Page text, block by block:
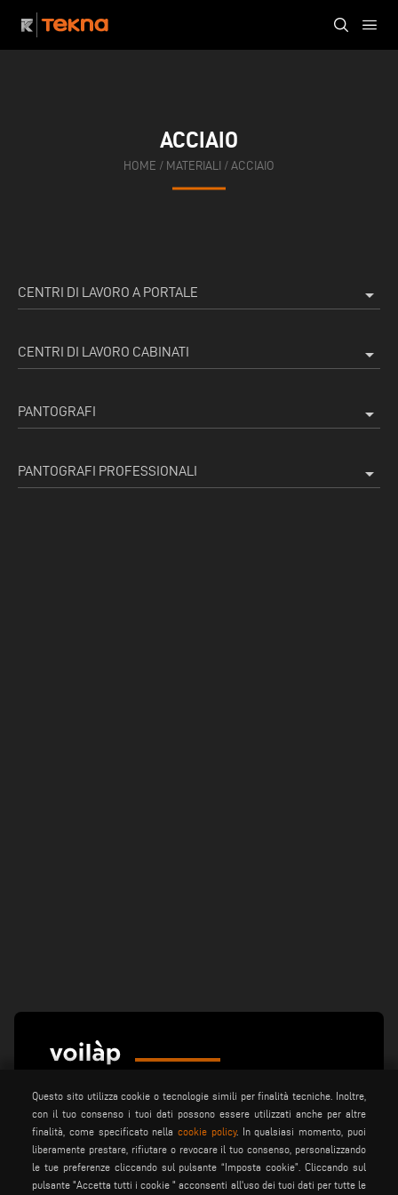
ACCIAIO
HOME / MATERIALI / ACCIAIO
CENTRI DI LAVORO A PORTALE arrow_drop_down
CENTRI DI LAVORO CABINATI arrow_drop_down
PANTOGRAFI arrow_drop_down
PANTOGRAFI PROFESSIONALI arrow_drop_down
elumatec emmegi
emmegisoft
Questo sito utilizza cookie o tecnologie simili per finalità tecniche. Inoltre,
con il tuo consenso i tuoi dati possono essere utilizzati anche per altre
finalità, come specificato nellacookie policy. In qualsiasi momento, puoi
liberamente prestare, rifiutare o revocare il tuo consenso, personalizzando
le tue preferenze cliccando sul pulsante “Imposta cookie”. Cliccando sul
pulsante "Accetta tutti i cookie " acconsenti all'uso dei tuoi dati per tutte le